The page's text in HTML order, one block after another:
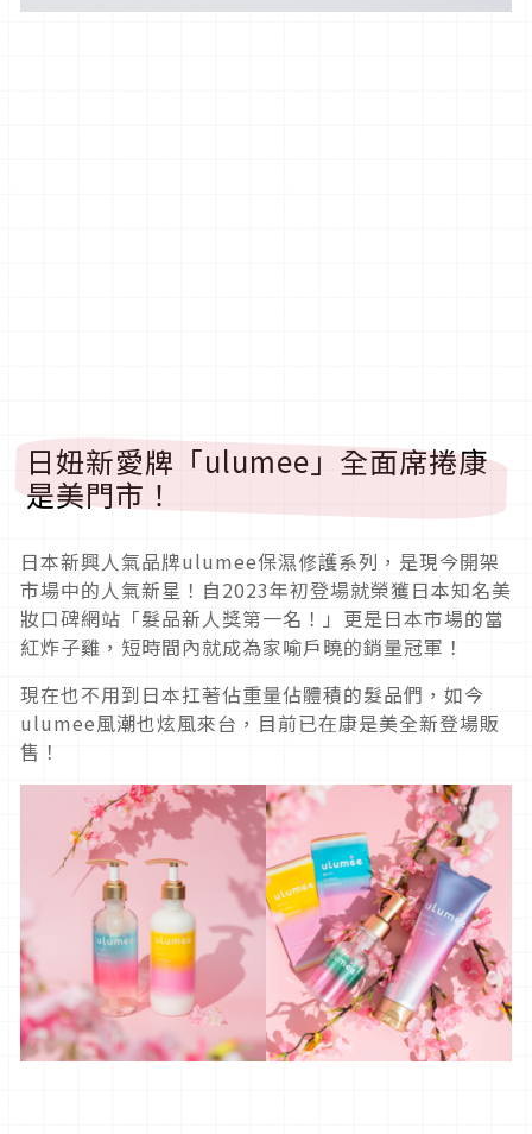
日妞新愛牌「ulumee」全面席捲康
是美門市！
日本新興人氣品牌ulumee保濕修護系列，是現今開架
市場中的人氣新星！自2023年初登場就榮獲日本知名美
妝口碑網站「髮品新人獎第一名！」更是日本市場的當
紅炸子雞，短時間內就成為家喻戶曉的銷量冠軍！
現在也不用到日本扛著佔重量佔體積的髮品們，如今
ulumee風潮也炫風來台，目前已在康是美全新登場販
售！